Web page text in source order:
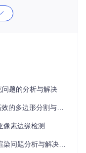
准确处理各种地理
题的分析与解决
分割与三角化工具箱
像素边缘检测
题分析与解决方案